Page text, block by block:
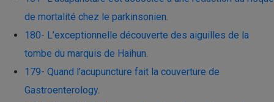
de mortalité chez le parkinsonien.
180- L’exceptionnelle découverte des aiguilles de la
tombe du marquis de Haihun.
179- Quand l’acupuncture fait la couverture de
Gastroenterology.